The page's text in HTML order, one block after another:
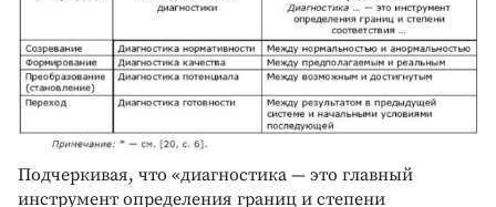
Подчеркивая, что «диагностика — это главный
инструмент определения границ и степени